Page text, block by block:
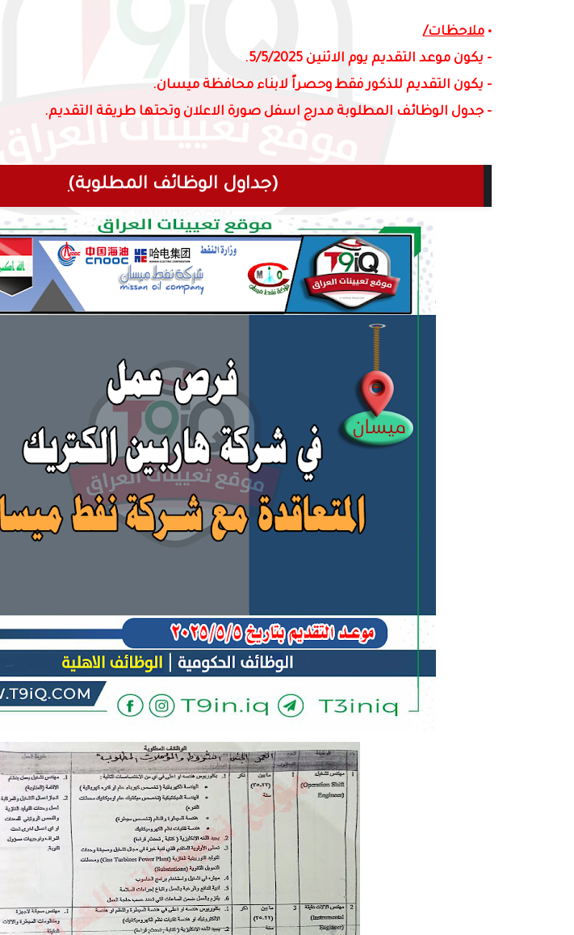
• ملاحظات/
- يكون موعد التقديم يوم الاثنين 5/5/2025.
- يكون التقديم للذكور فقط وحصراً لابناء محافظة ميسان.
- جدول الوظائف المطلوبة مدرج اسفل صورة الاعلان وتحتها طريقة التقديم.
(جداول الوظائف المطلوبة)